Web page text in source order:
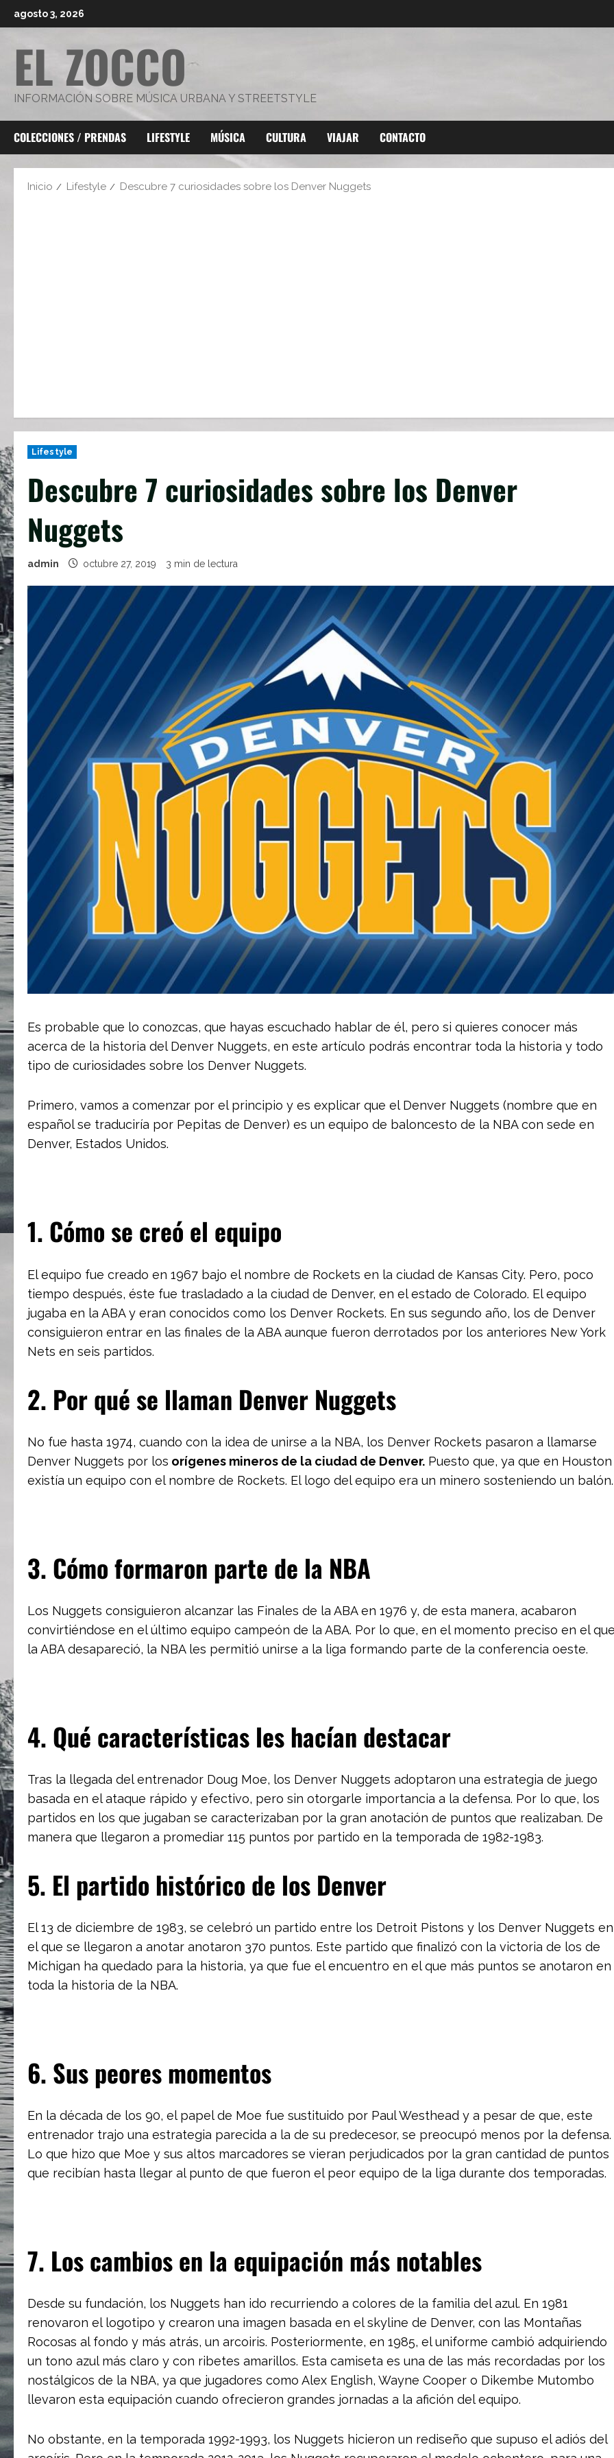
al
agosto 3, 2026
EL ZOCCO
INFORMACIÓN SOBRE MÚSICA URBANA Y STREETSTYLE
COLECCIONES / PRENDAS LIFESTYLE MÚSICA CULTURA VIAJAR CONTACTO
Inicio Lifestyle Descubre 7 curiosidades sobre los Denver Nuggets
Lifestyle
Descubre 7 curiosidades sobre los Denver
Nuggets
admin octubre 27, 2019 3 min de lectura
Es probable que lo conozcas, que hayas escuchado hablar de él, pero si quieres conocer más
acerca de la historia del Denver Nuggets, en este artículo podrás encontrar toda la historia y todo
tipo de curiosidades sobre los Denver Nuggets.
Primero, vamos a comenzar por el principio y es explicar que el Denver Nuggets (nombre que en
español se traduciría por Pepitas de Denver) es un equipo de baloncesto de la NBA con sede en
Denver, Estados Unidos.
1. Cómo se creó el equipo
El equipo fue creado en 1967 bajo el nombre de Rockets en la ciudad de Kansas City. Pero, poco
tiempo después, éste fue trasladado a la ciudad de Denver, en el estado de Colorado. El equipo
jugaba en la ABA y eran conocidos como los Denver Rockets. En sus segundo año, los de Denver
consiguieron entrar en las finales de la ABA aunque fueron derrotados por los anteriores New York
Nets en seis partidos.
2. Por qué se llaman Denver Nuggets
No fue hasta 1974, cuando con la idea de unirse a la NBA, los Denver Rockets pasaron a llamarse
Denver Nuggets por los orígenes mineros de la ciudad de Denver. Puesto que, ya que en Houston
existía un equipo con el nombre de Rockets. El logo del equipo era un minero sosteniendo un balón.
3. Cómo formaron parte de la NBA
Los Nuggets consiguieron alcanzar las Finales de la ABA en 1976 y, de esta manera, acabaron
convirtiéndose en el último equipo campeón de la ABA. Por lo que, en el momento preciso en el
la ABA desapareció, la NBA les permitió unirse a la liga formando parte de la conferencia oeste.
4. Qué características les hacían destacar
Tras la llegada del entrenador Doug Moe, los Denver Nuggets adoptaron una estrategia de juego
basada en el ataque rápido y efectivo, pero sin otorgarle importancia a la defensa. Por lo que, los
partidos en los que jugaban se caracterizaban por la gran anotación de puntos que realizaban. De
manera que llegaron a promediar 115 puntos por partido en la temporada de 1982-1983.
5. El partido histórico de los Denver
El 13 de diciembre de 1983, se celebró un partido entre los Detroit Pistons y los Denver Nuggets en
el que se llegaron a anotar anotaron 370 puntos. Este partido que finalizó con la victoria de los de
Michigan ha quedado para la historia, ya que fue el encuentro en el que más puntos se anotaron en
toda la historia de la NBA.
6. Sus peores momentos
En la década de los 90, el papel de Moe fue sustituido por Paul Westhead y a pesar de que, este
entrenador trajo una estrategia parecida a la de su predecesor, se preocupó menos por la defensa.
Lo que hizo que Moe y sus altos marcadores se vieran perjudicados por la gran cantidad de puntos
que recibían hasta llegar al punto de que fueron el peor equipo de la liga durante dos temporadas.
7. Los cambios en la equipación más notables
Desde su fundación, los Nuggets han ido recurriendo a colores de la familia del azul. En 1981
renovaron el logotipo y crearon una imagen basada en el skyline de Denver, con las Montañas
Rocosas al fondo y más atrás, un arcoiris. Posteriormente, en 1985, el uniforme cambió adquiriendo
un tono azul más claro y con ribetes amarillos. Esta camiseta es una de las más recordadas por los
nostálgicos de la NBA, ya que jugadores como Alex English, Wayne Cooper o Dikembe Mutombo
llevaron esta equipación cuando ofrecieron grandes jornadas a la afición del equipo.
No obstante, en la temporada 1992-1993, los Nuggets hicieron un rediseño que supuso el adiós del